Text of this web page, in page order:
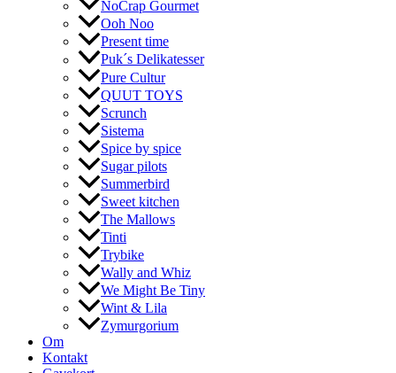
NoCrap Gourmet
Ooh Noo
Present time
Puk´s Delikatesser
Pure Cultur
QUUT TOYS
Scrunch
Sistema
Spice by spice
Sugar pilots
Summerbird
Sweet kitchen
The Mallows
Tinti
Trybike
Wally and Whiz
We Might Be Tiny
Wint & Lila
Zymurgorium
Om
Kontakt